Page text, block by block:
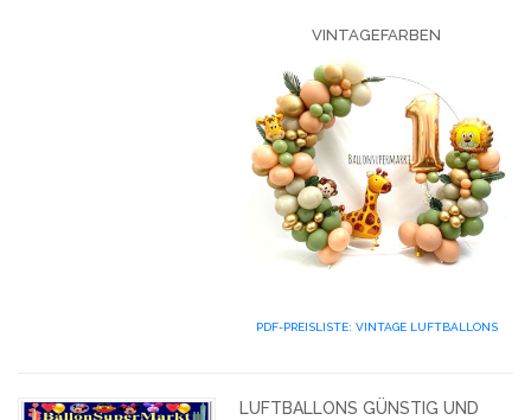
VINTAGEFARBEN
PDF-PREISLISTE: VINTAGE LUFTBALLONS
LUFTBALLONS GÜNSTIG UND